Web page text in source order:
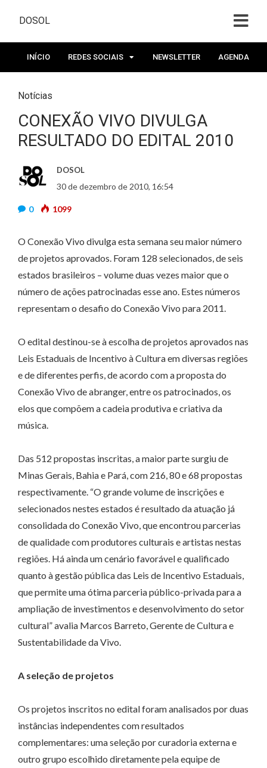
DOSOL
INÍCIO REDES SOCIAIS NEWSLETTER AGENDA
Notícias
CONEXÃO VIVO DIVULGA
RESULTADO DO EDITAL 2010
DOSOL
30 de dezembro de 2010, 16:54
0 1099
O Conexão Vivo divulga esta semana seu maior número
de projetos aprovados. Foram 128 selecionados, de seis
estados brasileiros – volume duas vezes maior que o
número de ações patrocinadas esse ano. Estes números
representam o desafio do Conexão Vivo para 2011.
O edital destinou-se à escolha de projetos aprovados nas
Leis Estaduais de Incentivo à Cultura em diversas regiões
e de diferentes perfis, de acordo com a proposta do
Conexão Vivo de abranger, entre os patrocinados, os
elos que compõem a cadeia produtiva e criativa da
música.
Das 512 propostas inscritas, a maior parte surgiu de
Minas Gerais, Bahia e Pará, com 216, 80 e 68 propostas
respectivamente. “O grande volume de inscrições e
selecionados nestes estados é resultado da atuação já
consolidada do Conexão Vivo, que encontrou parcerias
de qualidade com produtores culturais e artistas nestas
regiões. Há ainda um cenário favorável e qualificado
quanto à gestão pública das Leis de Incentivo Estaduais,
que permite uma ótima parceria público-privada para a
ampliação de investimentos e desenvolvimento do setor
cultural” avalia Marcos Barreto, Gerente de Cultura e
Sustentabilidade da Vivo.
A seleção de projetos
Os projetos inscritos no edital foram analisados por duas
instâncias independentes com resultados
complementares: uma seleção por curadoria externa e
outro grupo escolhido diretamente pela equipe de